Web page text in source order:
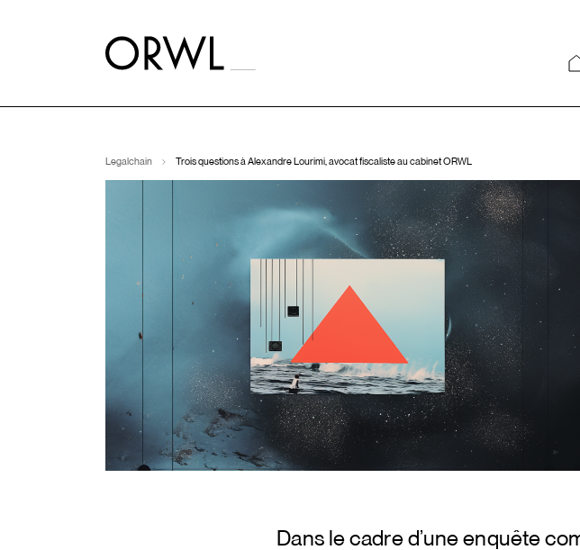
Legalchain Trois questions à Alexandre Lourimi, avocat fiscaliste au cabinet ORWL
Dans le cadre d’une enquête